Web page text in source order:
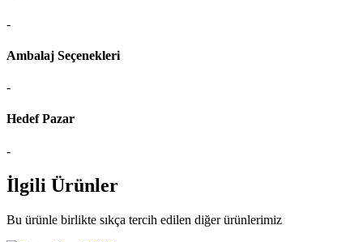
-
Ambalaj Seçenekleri
-
Hedef Pazar
-
İlgili Ürünler
Bu ürünle birlikte sıkça tercih edilen diğer ürünlerimiz